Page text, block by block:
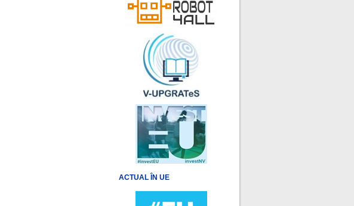
ACTUAL ÎN UE